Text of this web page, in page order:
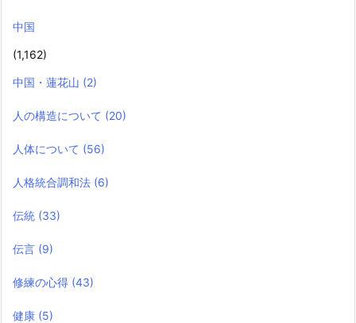
中国
(1,162)
中国・蓮花山 (2)
人の構造について (20)
人体について (56)
人格統合調和法 (6)
伝統 (33)
伝言 (9)
修練の心得 (43)
健康 (5)